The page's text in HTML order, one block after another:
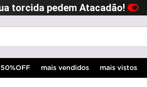
torcida pedem Atacadão!
mais vendidos mais vistos